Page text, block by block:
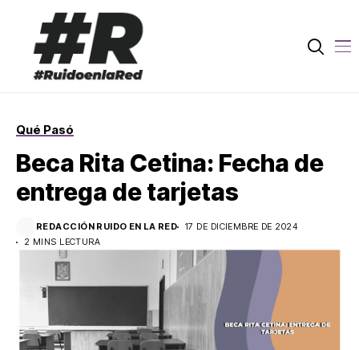
Qué Pasó
Beca Rita Cetina: Fecha de
entrega de tarjetas
REDACCIÓN RUIDO EN LA RED
17 DE DICIEMBRE DE 2024
2 MINS LECTURA